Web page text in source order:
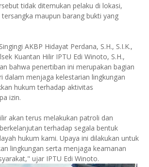
tidak ditemukan pelaku di lokasi,
maupun barang bukti yang
AKBP Hidayat Perdana, S.H., S.I.K.,
Kuantan Hilir IPTU Edi Winoto, S.H.,
bahwa penertiban ini merupakan bagian
dalam menjaga kelestarian lingkungan
hukum terhadap aktivitas
izin.
akan terus melakukan patroli dan
terhadap segala bentuk
hukum kami. Upaya ini dilakukan untuk
lingkungan serta menjaga keamanan
ujar IPTU Edi Winoto.